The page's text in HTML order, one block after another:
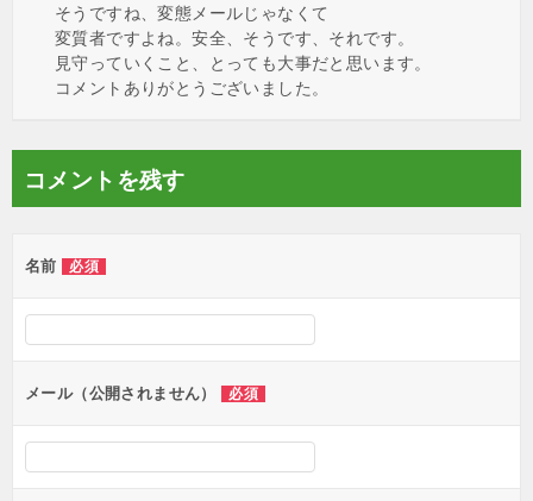
そうですね、変態メールじゃなくて
変質者ですよね。安全、そうです、それです。
見守っていくこと、とっても大事だと思います。
コメントありがとうございました。
コメントを残す
名前 必須
メール（公開されません） 必須